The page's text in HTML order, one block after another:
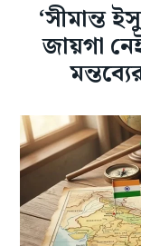
‘সীমান্ত
জায়গা